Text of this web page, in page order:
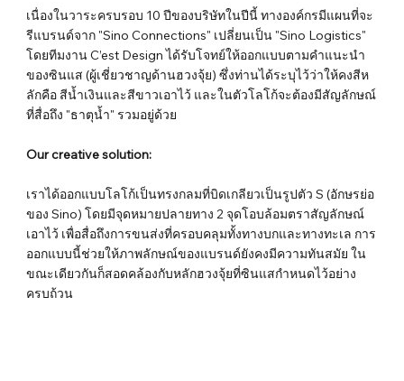
เนื่องในวาระครบรอบ 10 ปีของบริษัทในปีนี้ ทางองค์กรมีแผนที่จะ
รีแบรนด์จาก "Sino Connections" เปลี่ยนเป็น "Sino Logistics"
โดยทีมงาน C’est Design ได้รับโจทย์ให้ออกแบบตามคำแนะนำ
ของซินแส (ผู้เชี่ยวชาญด้านฮวงจุ้ย) ซึ่งท่านได้ระบุไว้ว่าให้คงสีห
ลักคือ สีน้ำเงินและสีขาวเอาไว้ และในตัวโลโก้จะต้องมีสัญลักษณ์
ที่สื่อถึง "ธาตุน้ำ" รวมอยู่ด้วย
Our creative solution:
เราได้ออกแบบโลโก้เป็นทรงกลมที่บิดเกลียวเป็นรูปตัว S (อักษรย่อ
ของ Sino) โดยมีจุดหมายปลายทาง 2 จุดโอบล้อมตราสัญลักษณ์
เอาไว้ เพื่อสื่อถึงการขนส่งที่ครอบคลุมทั้งทางบกและทางทะเล การ
ออกแบบนี้ช่วยให้ภาพลักษณ์ของแบรนด์ยังคงมีความทันสมัย ใน
ขณะเดียวกันก็สอดคล้องกับหลักฮวงจุ้ยที่ซินแสกำหนดไว้อย่าง
ครบถ้วน